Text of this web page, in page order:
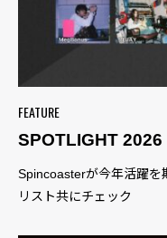
FEATURE
SPOTLIGHT 2026
Spincoasterが今年活躍を
リスト共にチェック